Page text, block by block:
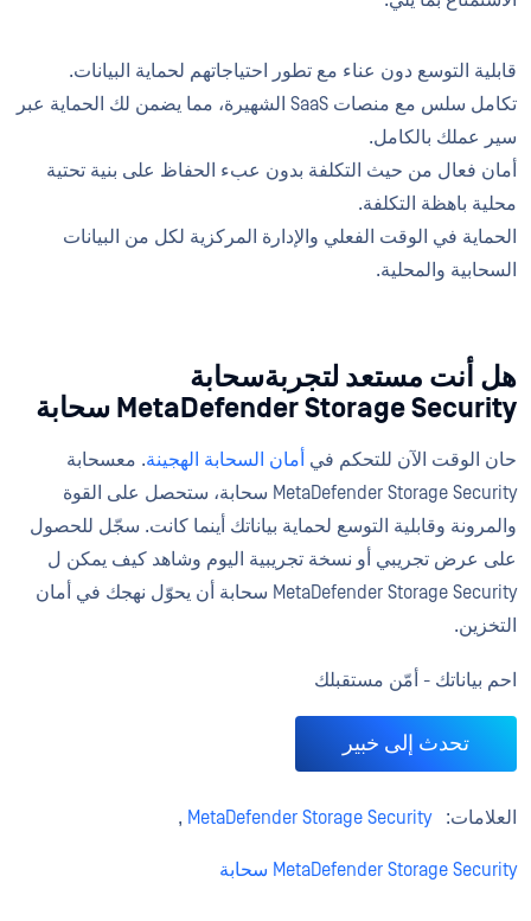
قابلية التوسع دون عناء مع تطور احتياجاتهم لحماية البيانات.
تكامل سلس مع منصات SaaS الشهيرة، مما يضمن لك الحماية عبر
سير عملك بالكامل.
أمان فعال من حيث التكلفة بدون عبء الحفاظ على بنية تحتية
محلية باهظة التكلفة.
الحماية في الوقت الفعلي والإدارة المركزية لكل من البيانات
السحابية والمحلية.
هل أنت مستعد لتجربةسحابة
MetaDefender Storage Security سحابة
حان الوقت الآن للتحكم في أمان السحابة الهجينة. معسحابة
MetaDefender Storage Security سحابة، ستحصل على القوة
والمرونة وقابلية التوسع لحماية بياناتك أينما كانت. سجّل للحصول
على عرض تجريبي أو نسخة تجريبية اليوم وشاهد كيف يمكن ل
MetaDefender Storage Security سحابة أن يحوّل نهجك في أمان
التخزين.
احم بياناتك - أمّن مستقبلك
تحدث إلى خبير
العلامات: MetaDefender Storage Security
,
MetaDefender Storage Security سحابة